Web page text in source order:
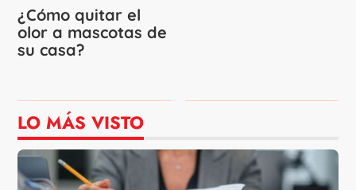
¿Cómo quitar el
olor a mascotas de
su casa?
LO MÁS VISTO